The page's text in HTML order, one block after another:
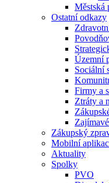
Městská
Ostatní odkazy
Územní
Sociální
Firmy a
Ztráty a
Zákupský
Mobilní
Aktuality
Spolky
PVO